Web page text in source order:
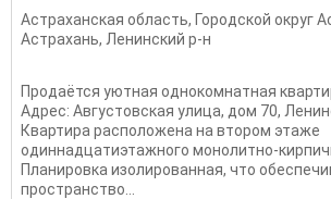
Астраханская область, Городской округ
Астрахань, Ленинский р-н
Продаётся уютная однокомнатная
Адрес: Августовская улица, дом 70,
Квартира расположена на втором этаже
одиннадцатиэтажного монолитно-
Планировка изолированная, что
пространство...